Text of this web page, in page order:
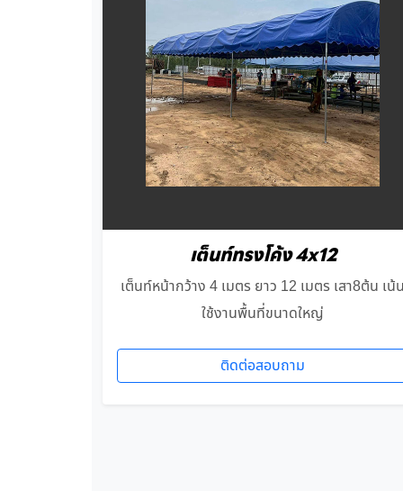
เต็นท์ทรงโค้ง 4x12
เต็นท์หน้ากว้าง 4 เมตร ยาว 12 เมตร เสา8ต้น เน้
ใช้งานพื้นที่ขนาดใหญ่
ติดต่อสอบถาม